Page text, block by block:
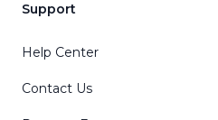
Support
Help Center
Contact Us